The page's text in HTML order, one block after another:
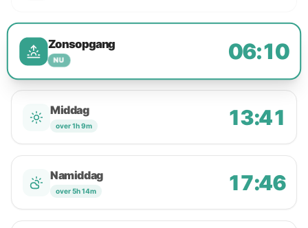
Zonsopgang
NU 06:10
Middag
over 1h 9m 13:41
Namiddag
over 5h 14m 17:46